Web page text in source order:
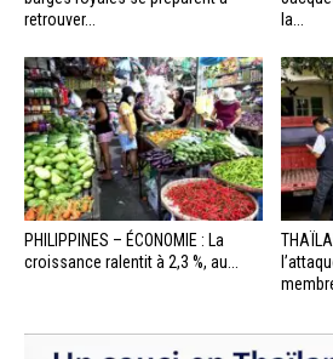
retrouver...
la...
PHILIPPINES – ÉCONOMIE : La
croissance ralentit à 2,3 %, au...